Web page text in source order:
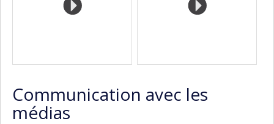
Communication avec les
médias